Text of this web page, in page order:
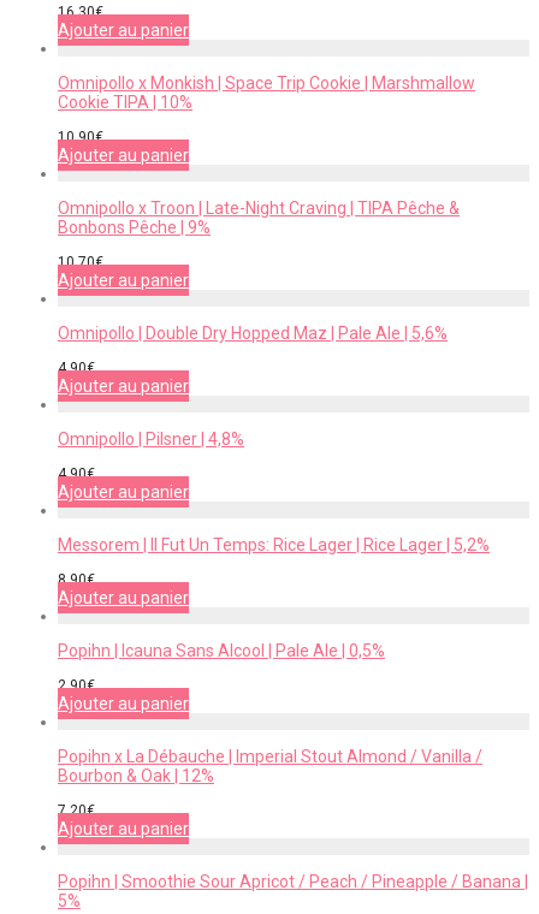
16,30€
Ajouter au panier
Omnipollo x Monkish | Space Trip Cookie | Marshmallow
Cookie TIPA | 10%
10,90€
Ajouter au panier
Omnipollo x Troon | Late-Night Craving | TIPA Pêche &
Bonbons Pêche | 9%
10,70€
Ajouter au panier
Omnipollo | Double Dry Hopped Maz | Pale Ale | 5,6%
4,90€
Ajouter au panier
Omnipollo | Pilsner | 4,8%
4,90€
Ajouter au panier
Messorem | Il Fut Un Temps: Rice Lager | Rice Lager | 5,2%
8,90€
Ajouter au panier
Popihn | Icauna Sans Alcool | Pale Ale | 0,5%
2,90€
Ajouter au panier
Popihn x La Débauche | Imperial Stout Almond / Vanilla /
Bourbon & Oak | 12%
7,20€
Ajouter au panier
Popihn | Smoothie Sour Apricot / Peach / Pineapple / Banana |
5%